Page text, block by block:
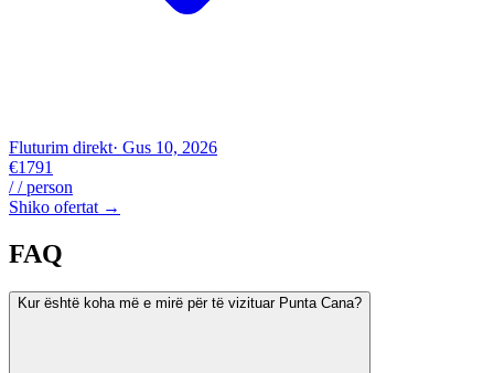
Fluturim direkt· Gus 10, 2026
€1791
/ / person
Shiko ofertat →
FAQ
Kur është koha më e mirë për të vizituar Punta Cana?